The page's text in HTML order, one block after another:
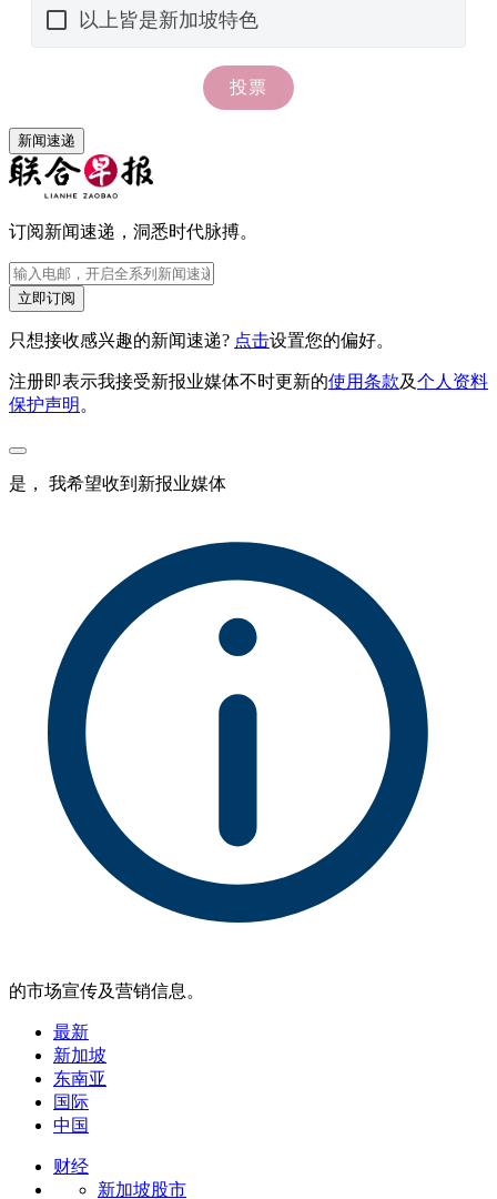
新闻速递
订阅新闻速递，洞悉时代脉搏。
立即订阅
只想接收感兴趣的新闻速递? 点击设置您的偏好。
注册即表示我接受新报业媒体不时更新的使用条款及个人资料
保护声明 。
是， 我希望收到新报业媒体
的市场宣传及营销信息。
最新
新加坡
东南亚
国际
中国
财经
新加坡股市